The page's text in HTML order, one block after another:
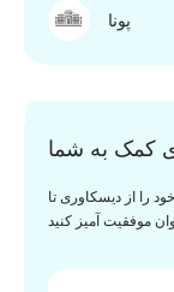
پونا
کمک به شما
را از دیسکاوری تا